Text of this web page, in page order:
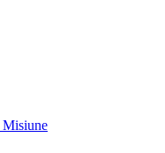
Misiune